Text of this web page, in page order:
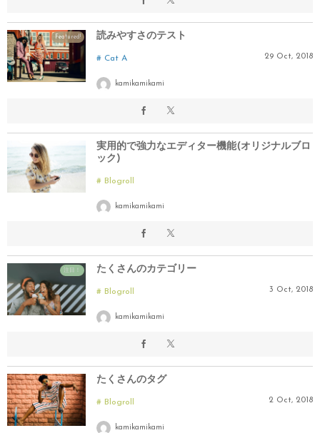
Featured! 読みやすさのテスト
Cat A 29 Oct, 2018
kamikamikami
実用的で強力なエディター機能(オリジナルブロ
ック)
Blogroll
kamikamikami
注目！ たくさんのカテゴリー
Blogroll 3 Oct, 2018
kamikamikami
たくさんのタグ
Blogroll 2 Oct, 2018
kamikamikami